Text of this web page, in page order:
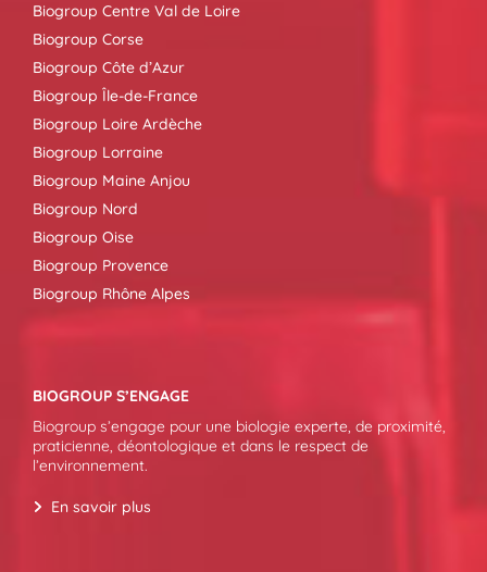
Biogroup Centre Val de Loire
Biogroup Corse
Biogroup Côte d’Azur
Biogroup Île-de-France
Biogroup Loire Ardèche
Biogroup Lorraine
Biogroup Maine Anjou
Biogroup Nord
Biogroup Oise
Biogroup Provence
Biogroup Rhône Alpes
BIOGROUP S’ENGAGE
Biogroup s’engage pour une biologie experte, de proximité,
praticienne, déontologique et dans le respect de
l’environnement.
En savoir plus